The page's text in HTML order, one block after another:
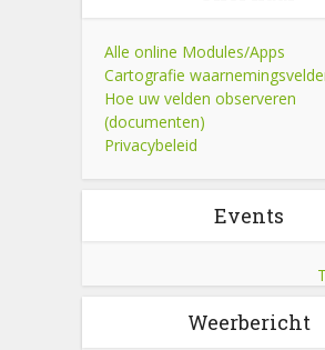
Alle online Modules/Apps
Cartografie
Hoe uw velden observeren
(documenten)
Privacybeleid
Events
Weerbericht